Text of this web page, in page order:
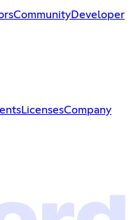
CommunityDeveloper
LicensesCompany